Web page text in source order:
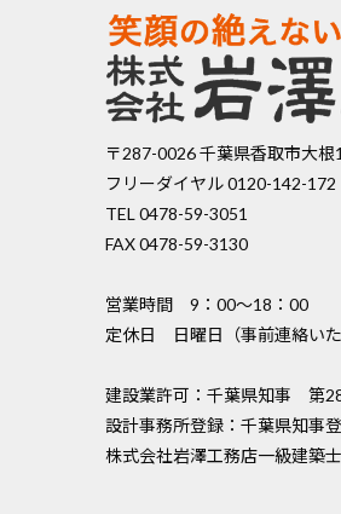
ジ
送
り
〒287-0026 千葉県香取市大
フリーダイヤル 0120-142-172
TEL 0478-59-3051
FAX 0478-59-3130
営業時間 9：00〜18：00
定休日 日曜日（事前連絡いた
建設業許可：千葉県知事 第
設計事務所登録：千葉県知事
株式会社岩澤工務店一級建築